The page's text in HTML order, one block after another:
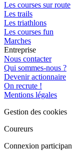
Les courses sur route
Les trails
Les triathlons
Les courses fun
Marches
Entreprise
Nous contacter
Qui sommes-nous ?
Devenir actionnaire
On recrute !
Mentions légales
Gestion des cookies
Coureurs
Connexion